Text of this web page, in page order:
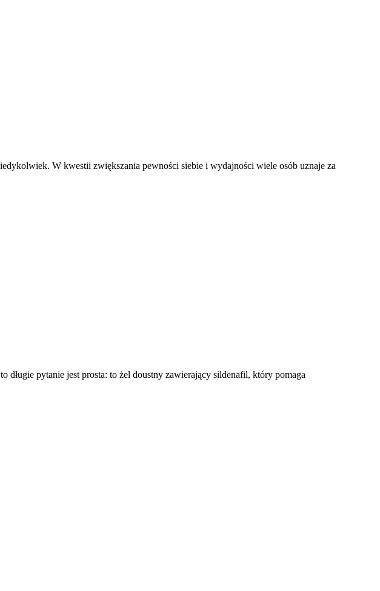
W kwestii zwiększania pewności siebie i wydajności wiele osób uznaje za
długie pytanie jest prosta: to żel doustny zawierający sildenafil, który pomaga